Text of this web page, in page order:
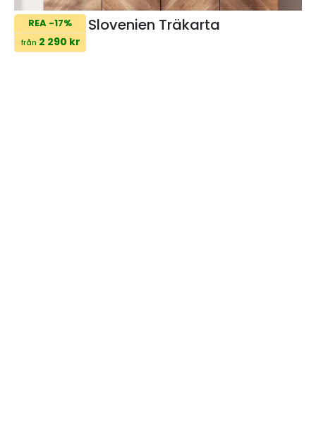
REA -17%
från 2 290 kr
Slovenien Träkarta